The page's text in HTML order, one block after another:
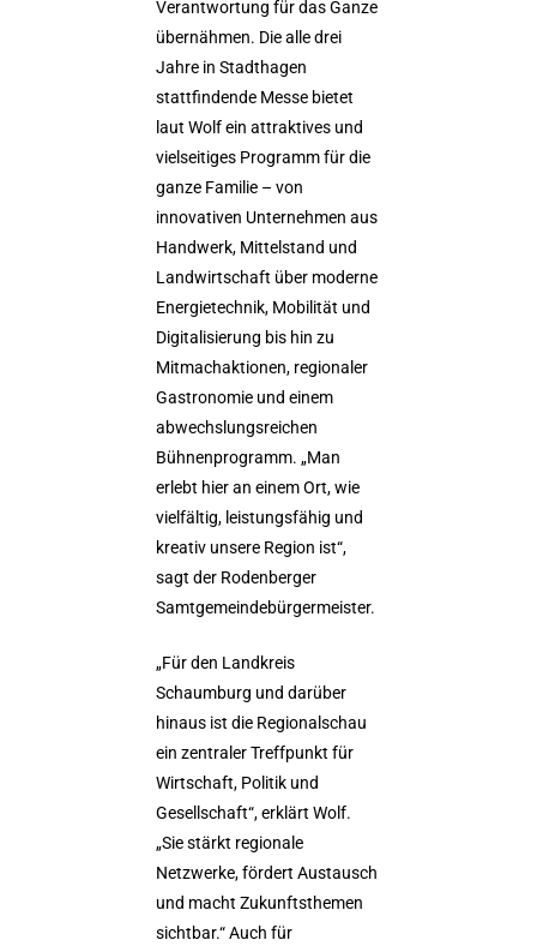
Verantwortung für das Ganze
übernähmen. Die alle drei
Jahre in Stadthagen
stattfindende Messe bietet
laut Wolf ein attraktives und
vielseitiges Programm für die
ganze Familie – von
innovativen Unternehmen aus
Handwerk, Mittelstand und
Landwirtschaft über moderne
Energietechnik, Mobilität und
Digitalisierung bis hin zu
Mitmachaktionen, regionaler
Gastronomie und einem
abwechslungsreichen
Bühnenprogramm. „Man
erlebt hier an einem Ort, wie
vielfältig, leistungsfähig und
kreativ unsere Region ist“,
sagt der Rodenberger
Samtgemeindebürgermeister.
„Für den Landkreis
Schaumburg und darüber
hinaus ist die Regionalschau
ein zentraler Treffpunkt für
Wirtschaft, Politik und
Gesellschaft“, erklärt Wolf.
„Sie stärkt regionale
Netzwerke, fördert Austausch
und macht Zukunftsthemen
sichtbar.“ Auch für